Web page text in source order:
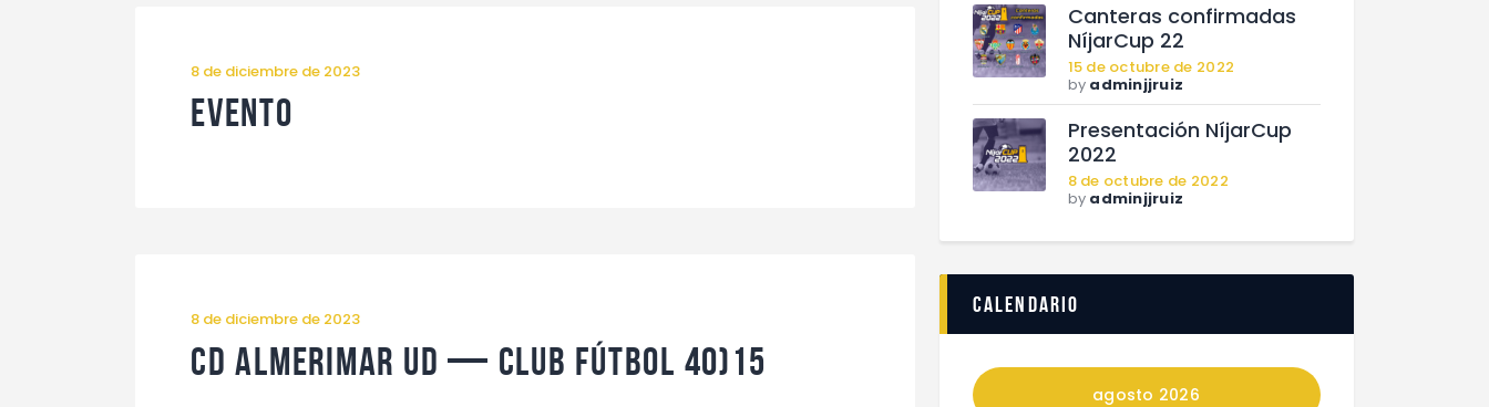
8 de diciembre de 2023
Evento
8 de diciembre de 2023
CD Almerimar UD — Club Fútbol 40)15
Canteras confirmadas
NíjarCup 22
15 de octubre de 2022
by adminjjruiz
Presentación NíjarCup
2022
8 de octubre de 2022
by adminjjruiz
calendario
agosto 2026